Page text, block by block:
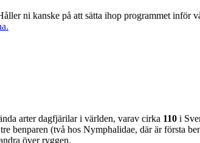
ni kanske på att sätta ihop programmet inför
arter dagfjärilar i världen, varav cirka 110 i
benparen (två hos Nymphalidae, där är första
över ryggen.